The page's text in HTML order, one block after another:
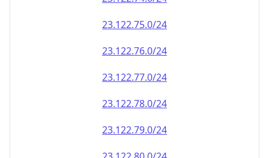
23.122.76.0/24
23.122.77.0/24
23.122.78.0/24
23.122.79.0/24
23.122.80.0/24
23.122.81.0/24